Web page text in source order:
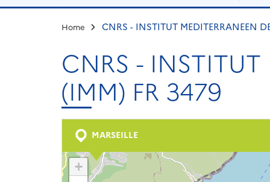
Home CNRS - INSTITUT MEDITERRANEEN
CNRS - INSTITUT
(IMM) FR 3479
MARSEILLE
+